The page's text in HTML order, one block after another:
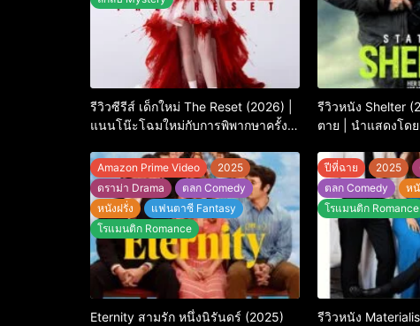
รีวิวซีรีส์ เด็กใหม่ The Reset (2026) |
แนนโน๊ะโฉมใหม่กับการพิพากษาครั้ง
รีวิวหนัง Shelter
ตาย | นำแสดงโด
Amazon Prime Video
2025
ดราม่า Drama
ตลก Comedy
หนังฝรั่ง
แฟนตาซี Fantasy
โรแมนติก Romance
Eternity สามรัก หนึ่งนิรันดร์ (2025)
ปีที่ฉาย 2025
ตลก Comedy
หนั
โรแมนติก Romance
รีวิวหนัง